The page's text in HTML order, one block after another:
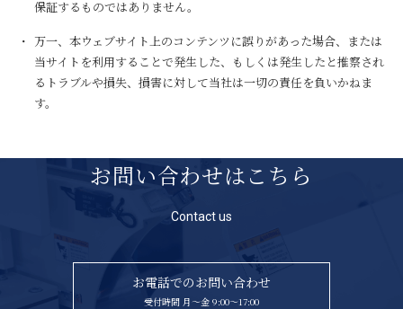
保証するものではありません。
万一、本ウェブサイト上のコンテンツに誤りがあった場合、または
当サイトを利用することで発生した、もしくは発生したと推察され
るトラブルや損失、損害に対して当社は一切の責任を負いかねま
す。
お問い合わせはこちら
Contact us
お電話でのお問い合わせ
受付時間 月〜金 9:00〜17:00